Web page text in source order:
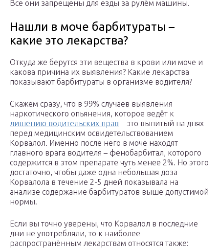
Все они запрещены для езды за рулём машины.
Нашли в моче барбитураты –
какие это лекарства?
Откуда же берутся эти вещества в крови или моче и
какова причина их выявления? Какие лекарства
показывают барбитураты в организме водителя?
Скажем сразу, что в 99% случаев выявления
наркотического опьянения, которое ведёт к
лишению водительских прав – это выпитый на днях
перед медицинским освидетельствованием
Корвалол. Именно после него в моче находят
главного врага водителя – фенобарбитал, которого
содержится в этом препарате чуть менее 2%. Но этого
достаточно, чтобы даже одна небольшая доза
Корвалола в течение 2-5 дней показывала на
анализе содержание барбитуратов выше допустимой
нормы.
Если вы точно уверены, что Корвалол в последние
дни не употребляли, то к наиболее
распространённым лекарствам относятся также: